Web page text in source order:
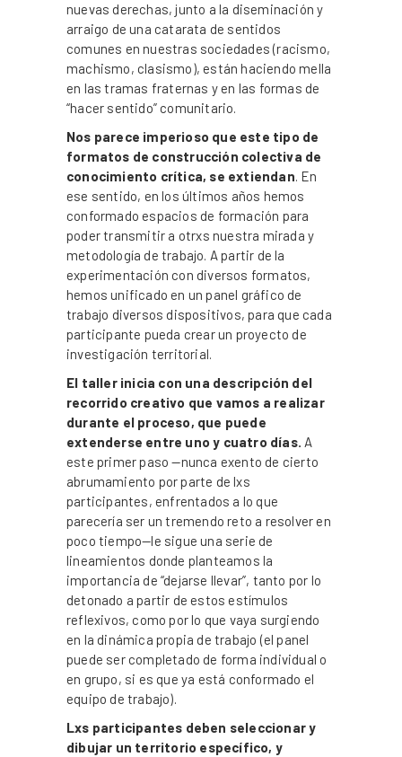
nuevas derechas, junto a la diseminación y
arraigo de una catarata de sentidos
comunes en nuestras sociedades (racismo,
machismo, clasismo), están haciendo mella
en las tramas fraternas y en las formas de
“hacer sentido” comunitario.
Nos parece imperioso que este tipo de
formatos de construcción colectiva de
conocimiento crítica, se extiendan. En
ese sentido, en los últimos años hemos
conformado espacios de formación para
poder transmitir a otrxs nuestra mirada y
metodología de trabajo. A partir de la
experimentación con diversos formatos,
hemos unificado en un panel gráfico de
trabajo diversos dispositivos, para que cada
participante pueda crear un proyecto de
investigación territorial.
El taller inicia con una descripción del
recorrido creativo que vamos a realizar
durante el proceso, que puede
extenderse entre uno y cuatro días. A
este primer paso —nunca exento de cierto
abrumamiento por parte de lxs
participantes, enfrentados a lo que
parecería ser un tremendo reto a resolver en
poco tiempo—le sigue una serie de
lineamientos donde planteamos la
importancia de “dejarse llevar”, tanto por lo
detonado a partir de estos estímulos
reflexivos, como por lo que vaya surgiendo
en la dinámica propia de trabajo (el panel
puede ser completado de forma individual o
en grupo, si es que ya está conformado el
equipo de trabajo).
Lxs participantes deben seleccionar y
dibujar un territorio específico, y